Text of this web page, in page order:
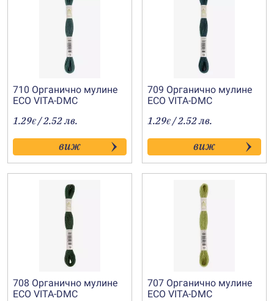
710 Органично мулине
ECO VITA-DMC
1.29€ / 2.52 лв.
виж
709 Органично мулине
ECO VITA-DMC
1.29€ / 2.52 лв.
виж
708 Органично мулине
ECO VITA-DMC
707 Органично мулине
ECO VITA-DMC